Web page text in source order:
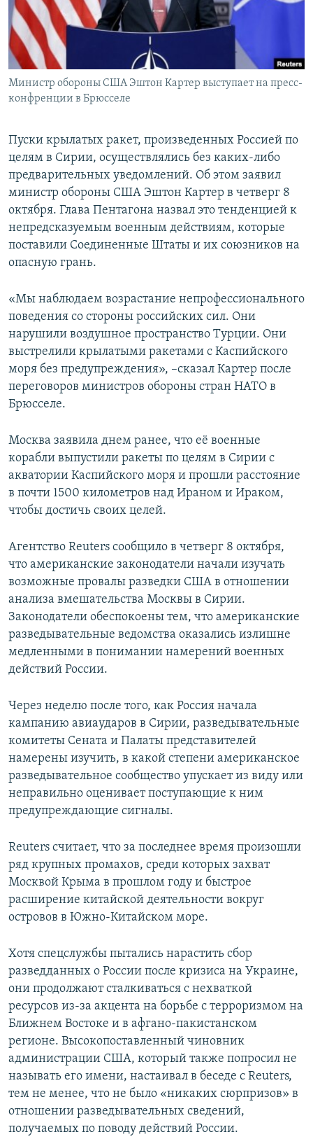
ПОБЕДИТЕЛЕЙ НЕ СУДЯТ?
КРЫМ.НЕПОКОРЕННЫЙ
ELIFBE
УКРАИНСКАЯ ПРОБЛЕМА КРЫМА
ПРИСОЕДИНЯЙТЕСЬ!
Все сайты RFE/RL
Министр обороны США Эштон Картер выступает на пресс-
конфренции в Брюсселе
Пуски крылатых ракет, произведенных Россией по
целям в Сирии, осуществлялись без каких-либо
предварительных уведомлений. Об этом заявил
министр обороны США Эштон Картер в четверг 8
октября. Глава Пентагона назвал это тенденцией к
непредсказуемым военным действиям, которые
поставили Соединенные Штаты и их союзников на
опасную грань.
«Мы наблюдаем возрастание непрофессионального
поведения со стороны российских сил. Они
нарушили воздушное пространство Турции. Они
выстрелили крылатыми ракетами с Каспийского
моря без предупреждения», –сказал Картер после
переговоров министров обороны стран НАТО в
Брюсселе.
Москва заявила днем ранее, что её военные
корабли выпустили ракеты по целям в Сирии с
акватории Каспийского моря и прошли расстояние
в почти 1500 километров над Ираном и Ираком,
чтобы достичь своих целей.
Агентство Reuters сообщило в четверг 8 октября,
что американские законодатели начали изучать
возможные провалы разведки США в отношении
анализа вмешательства Москвы в Сирии.
Законодатели обеспокоены тем, что американские
разведывательные ведомства оказались излишне
медленными в понимании намерений военных
действий России.
Через неделю после того, как Россия начала
кампанию авиаударов в Сирии, разведывательные
комитеты Сената и Палаты представителей
намерены изучить, в какой степени американское
разведывательное сообщество упускает из виду или
неправильно оценивает поступающие к ним
предупреждающие сигналы.
Reuters считает, что за последнее время произошли
ряд крупных промахов, среди которых захват
Москвой Крыма в прошлом году и быстрое
расширение китайской деятельности вокруг
островов в Южно-Китайском море.
Хотя спецслужбы пытались нарастить сбор
разведданных о России после кризиса на Украине,
они продолжают сталкиваться с нехваткой
ресурсов из-за акцента на борьбе с терроризмом на
Ближнем Востоке и в афгано-пакистанском
регионе. Высокопоставленный чиновник
администрации США, который также попросил не
называть его имени, настаивал в беседе с Reuters,
тем не менее, что не было «никаких сюрпризов» в
отношении разведывательных сведений,
получаемых по поводу действий России.